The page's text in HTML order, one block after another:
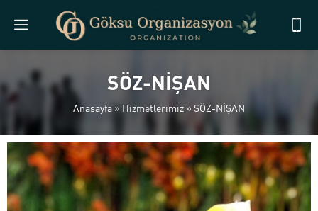
SÖZ-NİŞAN
Anasayfa »Hizmetlerimiz » SÖZ-NİŞAN